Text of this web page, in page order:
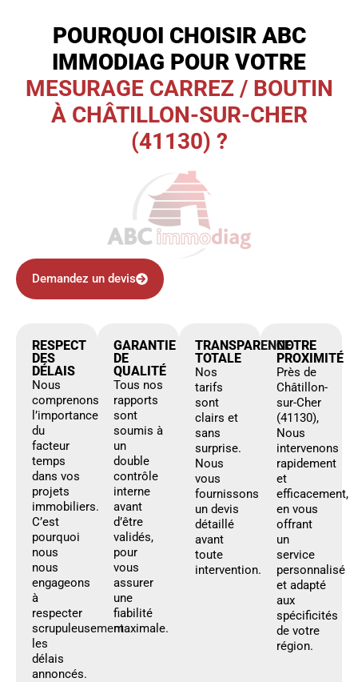
POURQUOI CHOISIR ABC
IMMODIAG POUR VOTRE
MESURAGE CARREZ / BOUTIN
À CHÂTILLON-SUR-CHER
(41130) ?
Demandez un devis
RESPECT
DES
DÉLAIS
Nous
comprenons
l’importance
du
facteur
temps
dans vos
projets
immobiliers.
C’est
pourquoi
nous
nous
engageons
à
respecter
scrupuleusement
les
délais
annoncés.
GARANTIE
DE
QUALITÉ
Tous nos
rapports
sont
soumis à
un
double
contrôle
interne
avant
d’être
validés,
pour
vous
assurer
une
fiabilité
maximale.
TRANSPARENCE
TOTALE
Nos
tarifs
sont
clairs et
sans
surprise.
Nous
vous
fournissons
un devis
détaillé
avant
toute
intervention.
NOTRE
PROXIMITÉ
Près de
Châtillon-
sur-Cher
(41130),
Nous
intervenons
rapidement
et
efficacement,
en vous
offrant
un
service
personnalisé
et adapté
aux
spécificités
de votre
région.